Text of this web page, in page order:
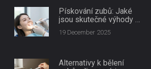
Pískování zubů: Jaké
jsou skutečné výhody a
rizika této procedury
19 December 2025
Alternativy k bělení